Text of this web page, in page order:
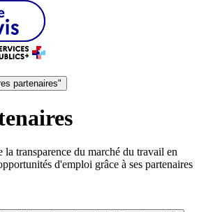
partenaires"
la transparence du marché du travail en
d'emploi grâce à ses partenaires